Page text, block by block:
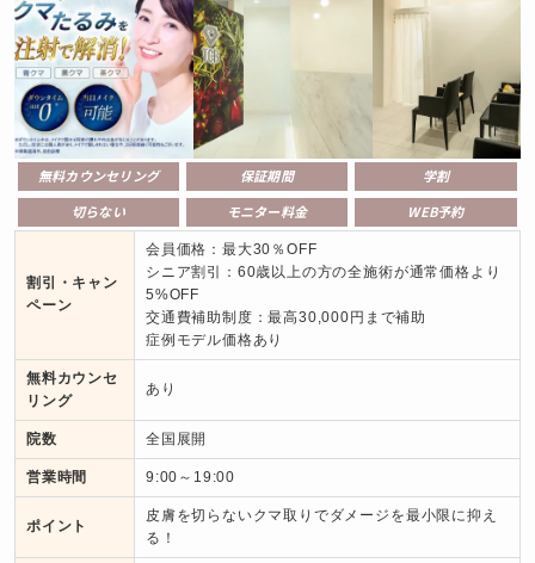
無料カウンセリング 保証期間
学割
切らない
モニター料金 WEB予約
割引・キャン
ペーン
会員価格：最大30％OFF
シニア割引：60歳以上の方の全施術が通常価格より
5%OFF
交通費補助制度：最高30,000円まで補助
症例モデル価格あり
無料カウンセ
リング
あり
院数 全国展開
営業時間 9:00～19:00
ポイント
皮膚を切らないクマ取りでダメージを最小限に抑え
る！